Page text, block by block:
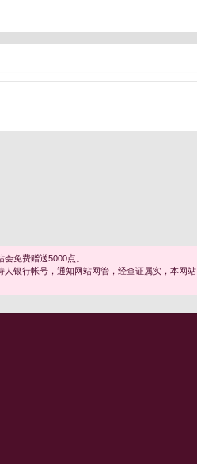
免费赠送5000点。
银行帐号，通知网站网管，经查证属实，本网站